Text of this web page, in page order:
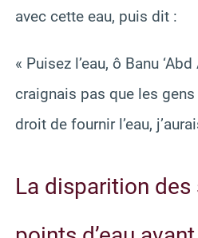
avec cette eau, puis dit :
« Puisez l’eau, ô Banu
craignais pas que les
droit de fournir l’eau,
La disparition